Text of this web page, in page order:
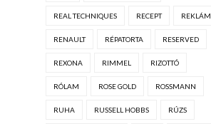
REAL TECHNIQUES RECEPT REKLÁM
RENAULT RÉPATORTA RESERVED
REXONA RIMMEL RIZOTTÓ
RÓLAM ROSE GOLD ROSSMANN
RUHA RUSSELL HOBBS RÚZS